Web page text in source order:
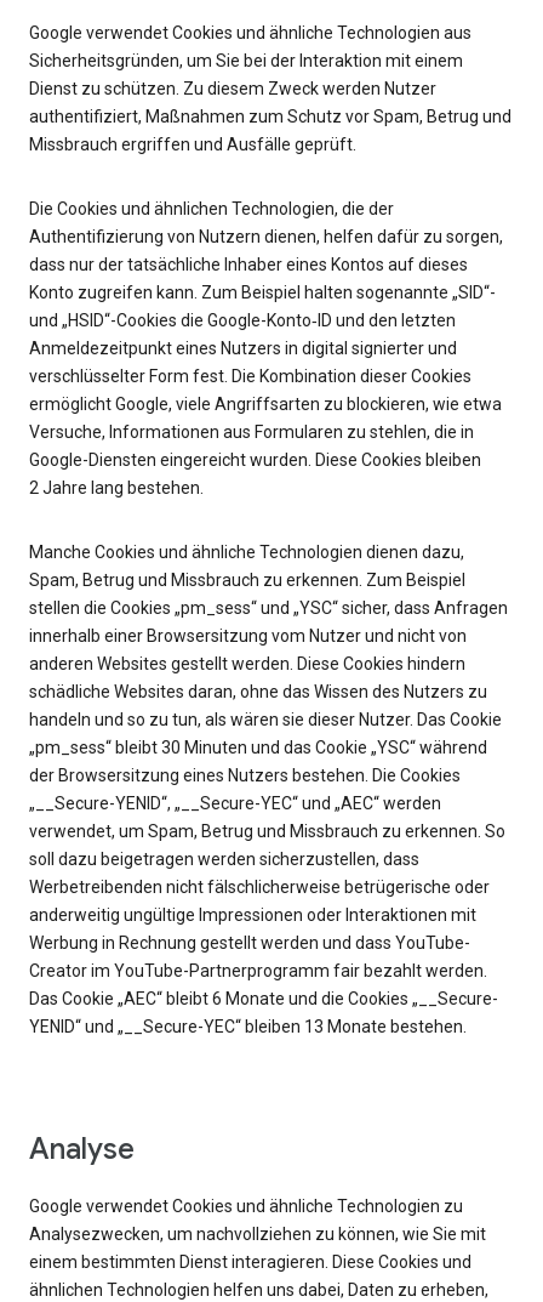
Google verwendet Cookies und ähnliche Technologien aus
Sicherheitsgründen, um Sie bei der Interaktion mit einem
Dienst zu schützen. Zu diesem Zweck werden Nutzer
authentifiziert, Maßnahmen zum Schutz vor Spam, Betrug und
Missbrauch ergriffen und Ausfälle geprüft.
Die Cookies und ähnlichen Technologien, die der
Authentifizierung von Nutzern dienen, helfen dafür zu sorgen,
dass nur der tatsächliche Inhaber eines Kontos auf dieses
Konto zugreifen kann. Zum Beispiel halten sogenannte „SID“-
und „HSID“-Cookies die Google-Konto‑ID und den letzten
Anmeldezeitpunkt eines Nutzers in digital signierter und
verschlüsselter Form fest. Die Kombination dieser Cookies
ermöglicht Google, viele Angriffsarten zu blockieren, wie etwa
Versuche, Informationen aus Formularen zu stehlen, die in
Google-Diensten eingereicht wurden. Diese Cookies bleiben
2 Jahre lang bestehen.
Manche Cookies und ähnliche Technologien dienen dazu,
Spam, Betrug und Missbrauch zu erkennen. Zum Beispiel
stellen die Cookies „pm_sess“ und „YSC“ sicher, dass Anfragen
innerhalb einer Browsersitzung vom Nutzer und nicht von
anderen Websites gestellt werden. Diese Cookies hindern
schädliche Websites daran, ohne das Wissen des Nutzers zu
handeln und so zu tun, als wären sie dieser Nutzer. Das Cookie
„pm_sess“ bleibt 30 Minuten und das Cookie „YSC“ während
der Browsersitzung eines Nutzers bestehen. Die Cookies
„__Secure-YENID“, „__Secure-YEC“ und „AEC“ werden
verwendet, um Spam, Betrug und Missbrauch zu erkennen. So
soll dazu beigetragen werden sicherzustellen, dass
Werbetreibenden nicht fälschlicherweise betrügerische oder
anderweitig ungültige Impressionen oder Interaktionen mit
Werbung in Rechnung gestellt werden und dass YouTube-
Creator im YouTube-Partnerprogramm fair bezahlt werden.
Das Cookie „AEC“ bleibt 6 Monate und die Cookies „__Secure-
YENID“ und „__Secure-YEC“ bleiben 13 Monate bestehen.
Analyse
Google verwendet Cookies und ähnliche Technologien zu
Analysezwecken, um nachvollziehen zu können, wie Sie mit
einem bestimmten Dienst interagieren. Diese Cookies und
ähnlichen Technologien helfen uns dabei, Daten zu erheben,